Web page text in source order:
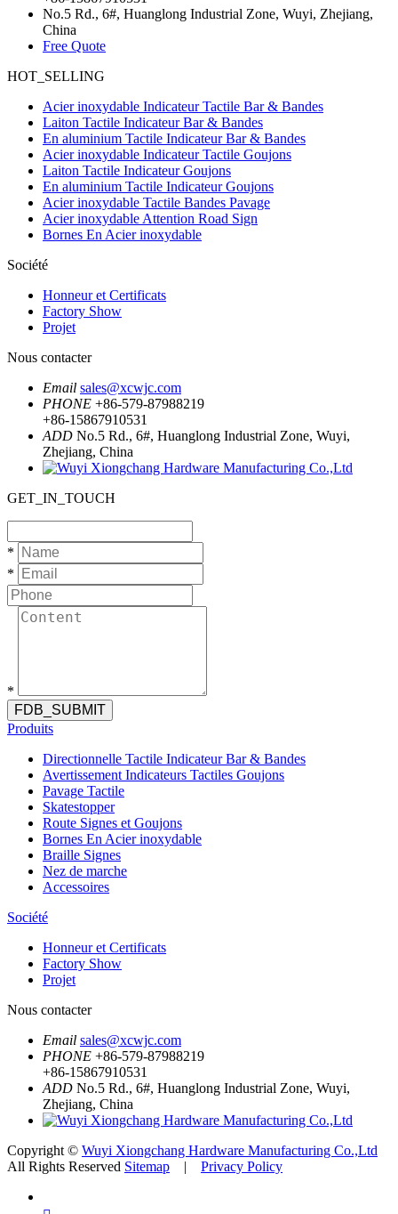
No.5 Rd., 6#, Huanglong Industrial Zone, Wuyi, Zhejiang,
China
Free Quote
HOT_SELLING
Acier inoxydable Indicateur Tactile Bar & Bandes
Laiton Tactile Indicateur Bar & Bandes
En aluminium Tactile Indicateur Bar & Bandes
Acier inoxydable Indicateur Tactile Goujons
Laiton Tactile Indicateur Goujons
En aluminium Tactile Indicateur Goujons
Acier inoxydable Tactile Bandes Pavage
Acier inoxydable Attention Road Sign
Bornes En Acier inoxydable
Société
Honneur et Certificats
Factory Show
Projet
Nous contacter
Email sales@xcwjc.com
PHONE +86-579-87988219
+86-15867910531
ADD No.5 Rd., 6#, Huanglong Industrial Zone, Wuyi,
Zhejiang, China
GET_IN_TOUCH
*
*
*
FDB_SUBMIT
Produits
Directionnelle Tactile Indicateur Bar & Bandes
Avertissement Indicateurs Tactiles Goujons
Pavage Tactile
Skatestopper
Route Signes et Goujons
Bornes En Acier inoxydable
Braille Signes
Nez de marche
Accessoires
Société
Honneur et Certificats
Factory Show
Projet
Nous contacter
Email sales@xcwjc.com
PHONE +86-579-87988219
+86-15867910531
ADD No.5 Rd., 6#, Huanglong Industrial Zone, Wuyi,
Zhejiang, China
Copyright © Wuyi Xiongchang Hardware Manufacturing Co.,Ltd
All Rights Reserved Sitemap | Privacy Policy